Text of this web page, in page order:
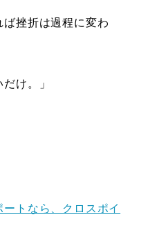
ば挫折は過程に変わ
け。」
トなら、クロスポイ